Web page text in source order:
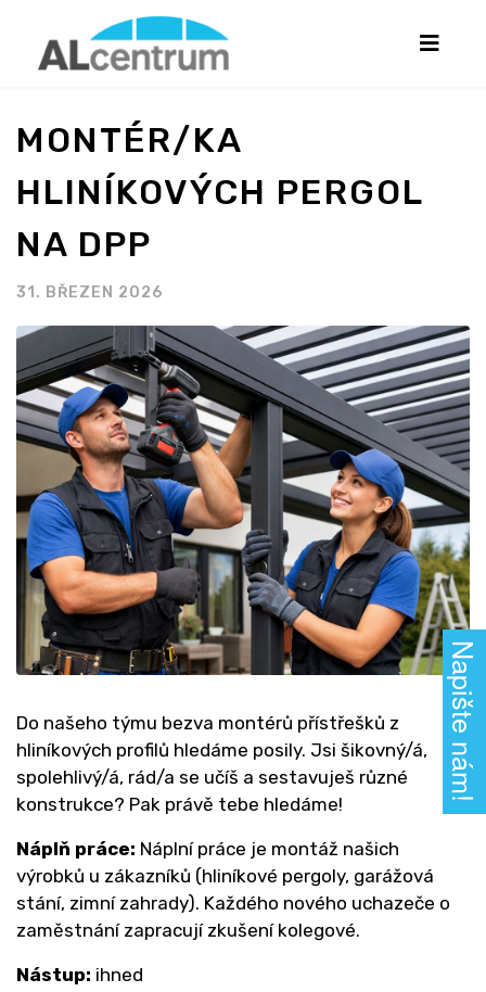
MONTÉR/KA
HLINÍKOVÝCH PERGOL
NA DPP
31. BŘEZEN 2026
Do našeho týmu bezva montérů přístřešků z
hliníkových profilů hledáme posily. Jsi šikovný/á,
spolehlivý/á, rád/a se učíš a sestavuješ různé
konstrukce? Pak právě tebe hledáme!
Náplň práce: Náplní práce je montáž našich
výrobků u zákazníků (hliníkové pergoly, garážová
stání, zimní zahrady). Každého nového uchazeče o
zaměstnání zapracují zkušení kolegové.
Nástup: ihned
Napište nám!